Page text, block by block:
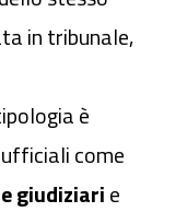
in tribunale,
è
come
giudiziarie